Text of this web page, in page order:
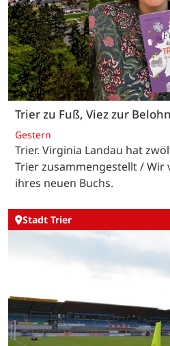
Trier zu Fuß, Viez zur
Gestern
Trier. Virginia Landau hat
Trier zusammengestellt / Wir
ihres neuen Buchs.
Stadt Trier